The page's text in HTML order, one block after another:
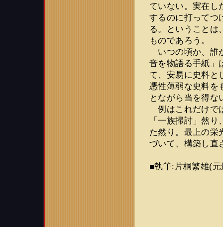
ていない。実在し
するのに打ってつ
る。ということは
ものであろう。
いつの頃か、誰
音を物語る手紙」
て、安易に史料と
憑性薄弱な史料を
とながら当を得な
例はこれだけで
「一族掃討」然
た然り。最上の栄
づいて、構築し直
■執筆:片桐繁雄(